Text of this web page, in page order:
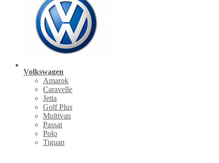
Volkswagen
Amarok
Caravelle
Jetta
Golf Plus
Multivan
Passat
Polo
Tiguan